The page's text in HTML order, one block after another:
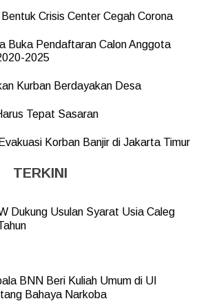
Crisis Center Cegah Corona
Buka Pendaftaran Calon Anggota
2025
Kurban Berdayakan Desa
Tepat Sasaran
Korban Banjir di Jakarta Timur
TERKINI
Dukung Usulan Syarat Usia Caleg
BNN Beri Kuliah Umum di UI
Bahaya Narkoba